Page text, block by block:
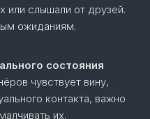
или слышали от друзей.
ожиданиям.
состояния
чувствует вину,
контакта, важно
их.